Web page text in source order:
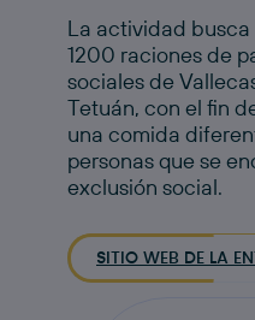
La actividad
1200 raciones de
sociales de
Tetuán, con el fin
una comida
personas que se
exclusión social.​
SITIO WEB DE LA